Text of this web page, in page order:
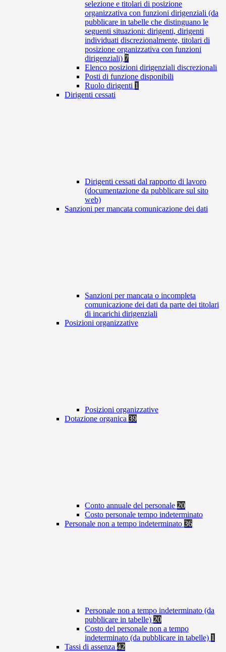
selezione e titolari di posizione
organizzativa con funzioni dirigenziali (da
pubblicare in tabelle che distinguano le
seguenti situazioni: dirigenti, dirigenti
individuati discrezionalmente, titolari di
posizione organizzativa con funzioni
dirigenziali) 7
Elenco posizioni dirigenziali discrezionali
Posti di funzione disponibili
Ruolo dirigenti 1
Dirigenti cessati
Dirigenti cessati dal rapporto di lavoro
(documentazione da pubblicare sul sito
web)
Sanzioni per mancata comunicazione dei dati
Sanzioni per mancata o incompleta
comunicazione dei dati da parte dei titolari
di incarichi dirigenziali
Posizioni organizzative
Posizioni organizzative
Dotazione organica 39
Conto annuale del personale 20
Costo personale tempo indeterminato
Personale non a tempo indeterminato 36
Personale non a tempo indeterminato (da
pubblicare in tabelle) 20
Costo del personale non a tempo
indeterminato (da pubblicare in tabelle) 1
Tassi di assenza 42